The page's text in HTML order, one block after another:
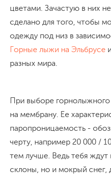
цветами. Зачастую в них
сделано для того, чтобы
одежду под низ в
Горные лыжи на Эльбрусе
разных мира.
При выборе
на мембрану. Ее
паропроницаемость -
черту, например 20 000 /
тем лучше. Ведь тебя ждут
склоны, но и мокрый снег,